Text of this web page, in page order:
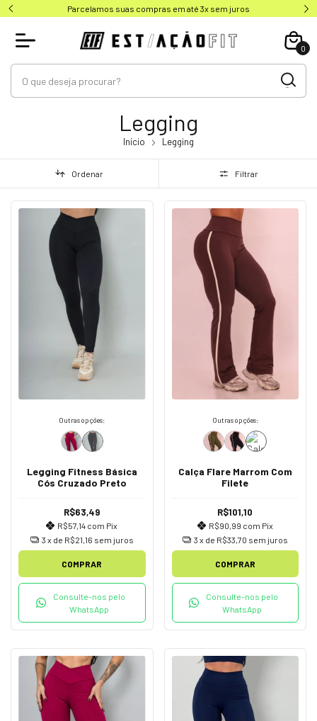
Parcelamos suas compras em até 3x sem juros
0
Legging
Início Legging
Ordenar Filtrar
Outras opções:
Legging Fitness Básica
Cós Cruzado Preto
R$63,49
R$57,14 com Pix
3 x de R$21,16 sem juros
COMPRAR
Consulte-nos pelo
WhatsApp
Outras opções:
Calça Flare Marrom Com
Filete
R$101,10
R$90,99 com Pix
3 x de R$33,70 sem juros
COMPRAR
Consulte-nos pelo
WhatsApp